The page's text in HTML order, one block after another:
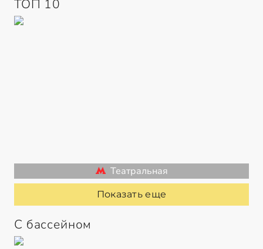
ТОП 10
Театральная
Показать еще
С бассейном